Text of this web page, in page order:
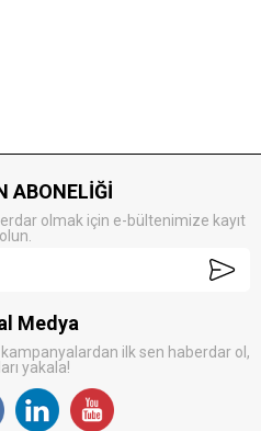
ABONELİĞİ
olmak için e-bültenimize kayıt
olun.
Medya
ilk sen haberdar ol,
yakala!